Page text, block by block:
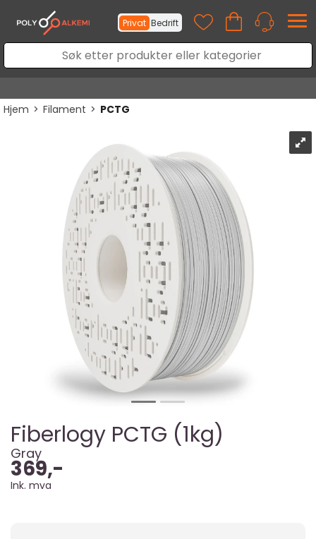
Privat Bedrift
Hjem>Filament>PCTG
Fiberlogy PCTG (1kg)
Gray
369,-
Ink. mva